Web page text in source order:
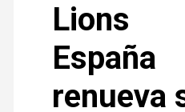
Lions
España
renueva